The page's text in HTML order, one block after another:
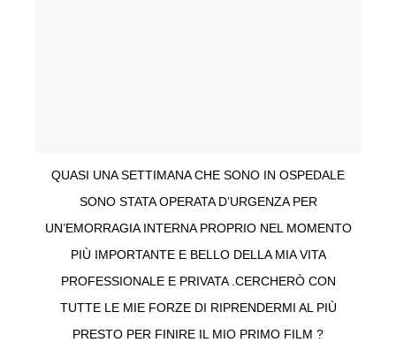
QUASI UNA SETTIMANA CHE SONO IN OSPEDALE
SONO STATA OPERATA D’URGENZA PER
UN’EMORRAGIA INTERNA PROPRIO NEL MOMENTO
PIÙ IMPORTANTE E BELLO DELLA MIA VITA
PROFESSIONALE E PRIVATA .CERCHERÒ CON
TUTTE LE MIE FORZE DI RIPRENDERMI AL PIÙ
PRESTO PER FINIRE IL MIO PRIMO FILM ?